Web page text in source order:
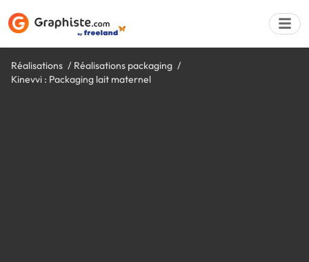
Réalisations
Réalisations packaging
Kinevvi : Packaging lait maternel